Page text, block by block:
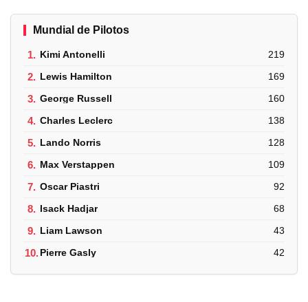
Mundial de Pilotos
1. Kimi Antonelli 219
2. Lewis Hamilton 169
3. George Russell 160
4. Charles Leclerc 138
5. Lando Norris 128
6. Max Verstappen 109
7. Oscar Piastri 92
8. Isack Hadjar 68
9. Liam Lawson 43
10.Pierre Gasly 42